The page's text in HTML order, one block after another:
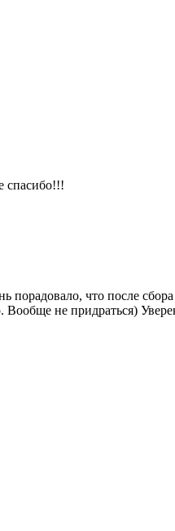
спасибо!!!
порадовало, что после
не придраться)